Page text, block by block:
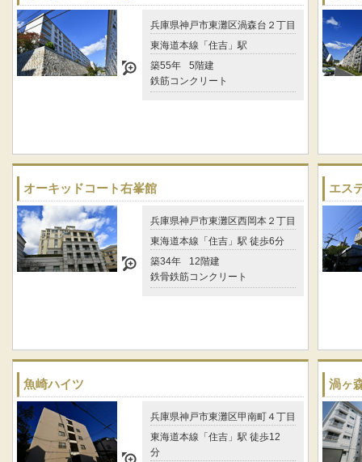
兵庫県神戸市東灘区渦森台２丁目
東海道本線「住吉」駅
築55年
5階建
鉄筋コンクリート
オーキッドコート右峯館
兵庫県神戸市東灘区西岡本２丁目
東海道本線「住吉」駅 徒歩6分
築34年
12階建
鉄骨鉄筋コンクリート
エス
魚崎ハイツ
兵庫県神戸市東灘区甲南町４丁目
東海道本線「住吉」駅 徒歩12
分
渦ヶ